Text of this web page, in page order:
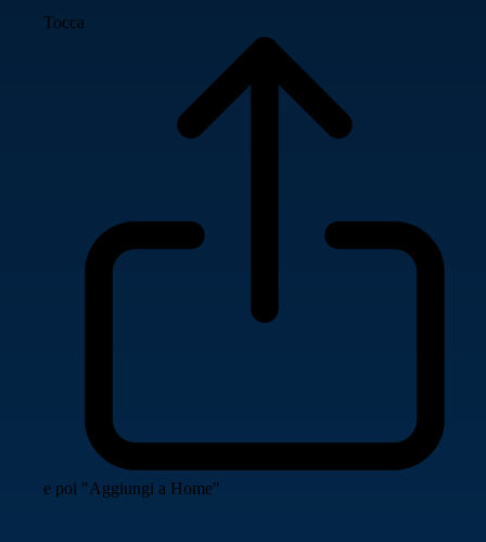
Tocca
e poi "Aggiungi a Home"